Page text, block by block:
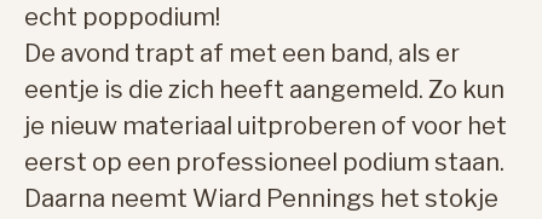
echt poppodium!
De avond trapt af met een band, als er
eentje is die zich heeft aangemeld. Zo kun
je nieuw materiaal uitproberen of voor het
eerst op een professioneel podium staan.
Daarna neemt Wiard Pennings het stokje